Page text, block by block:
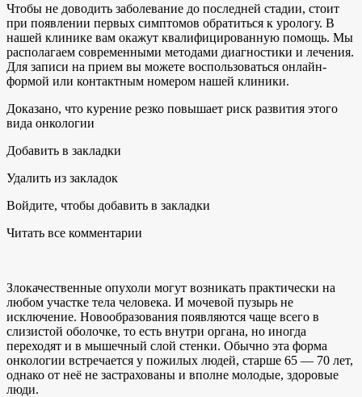
Чтобы не доводить заболевание до последней стадии, стоит
при появлении первых симптомов обратиться к урологу. В
нашей клинике вам окажут квалифицированную помощь. Мы
располагаем современными методами диагностики и лечения.
Для записи на прием вы можете воспользоваться онлайн-
формой или контактным номером нашей клиники.
Доказано, что курение резко повышает риск развития этого
вида онкологии
Добавить в закладки
Удалить из закладок
Войдите, чтобы добавить в закладки
Читать все комментарии
Злокачественные опухоли могут возникать практически на
любом участке тела человека. И мочевой пузырь не
исключение. Новообразования появляются чаще всего в
слизистой оболочке, то есть внутри органа, но иногда
переходят и в мышечный слой стенки. Обычно эта форма
онкологии встречается у пожилых людей, старше 65 — 70 лет,
однако от неё не застрахованы и вполне молодые, здоровые
люди.